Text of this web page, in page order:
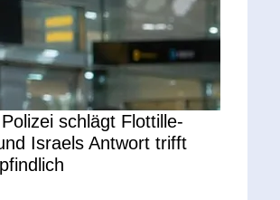
schlägt Flottille-
Israels Antwort trifft